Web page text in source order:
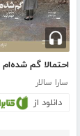
احتمالا گم شده‌ام
سارا سالار
دانلود از